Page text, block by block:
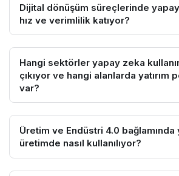
Dijital dönüşüm süreçlerinde
hız ve verimlilik katıyor?
Hangi sektörler yapay zeka
çıkıyor ve hangi alanlarda yatırım
var?
Üretim ve Endüstri 4.0
üretimde nasıl kullanılıyor?